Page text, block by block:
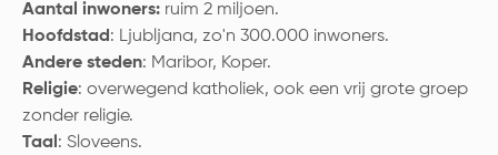
Aantal inwoners: ruim 2 miljoen.
Hoofdstad : Ljubljana, zo'n 300.000 inwoners.
Andere steden: Maribor, Koper.
Religie: overwegend katholiek, ook een vrij grote groep
zonder religie.
Taal : Sloveens.